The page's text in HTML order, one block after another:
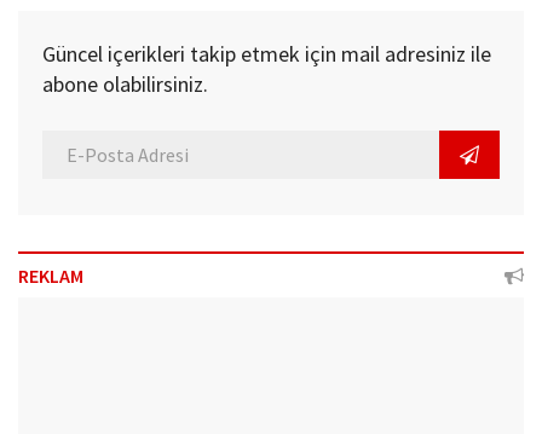
Güncel içerikleri takip etmek için mail adresiniz ile
abone olabilirsiniz.
REKLAM